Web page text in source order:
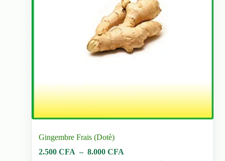
Gingembre Frais (Dotè)
2.500CFA – 8.000CFA